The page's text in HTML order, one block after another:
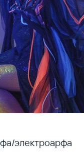
электроарфа